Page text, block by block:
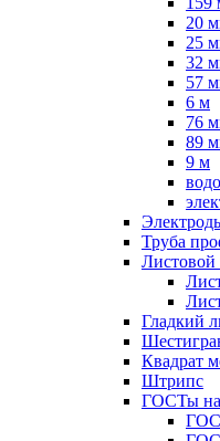
20
25
32
57
6 м
76
89
9 м
Труба
Листовой
Гладкий
Квадрат
Штрипс
ГОСТы на